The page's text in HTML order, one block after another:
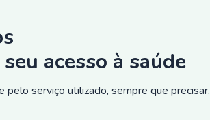
acesso à saúde
serviço utilizado, sempre que precisar.